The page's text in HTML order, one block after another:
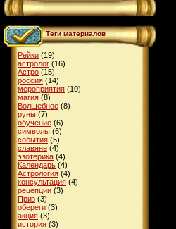
Теги материалов
Рейки (19)
астролог (16)
Астро (15)
россия (14)
мероприятия (10)
магия (8)
Волшебное (8)
руны (7)
обучение (6)
символы (6)
события (5)
славяне (4)
эзотерика (4)
Календарь (4)
Астрология (4)
консультация (4)
рецепции (3)
Приз (3)
обереги (3)
акция (3)
история (3)